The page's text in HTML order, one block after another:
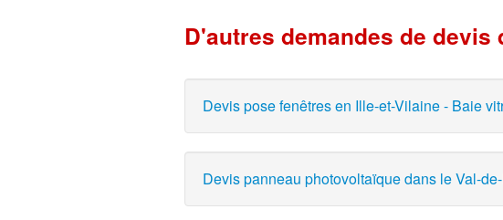
D'autres demandes de
Devis pose fenêtres en Ille-et-Vilaine - Baie
Devis panneau photovoltaïque dans le Val-